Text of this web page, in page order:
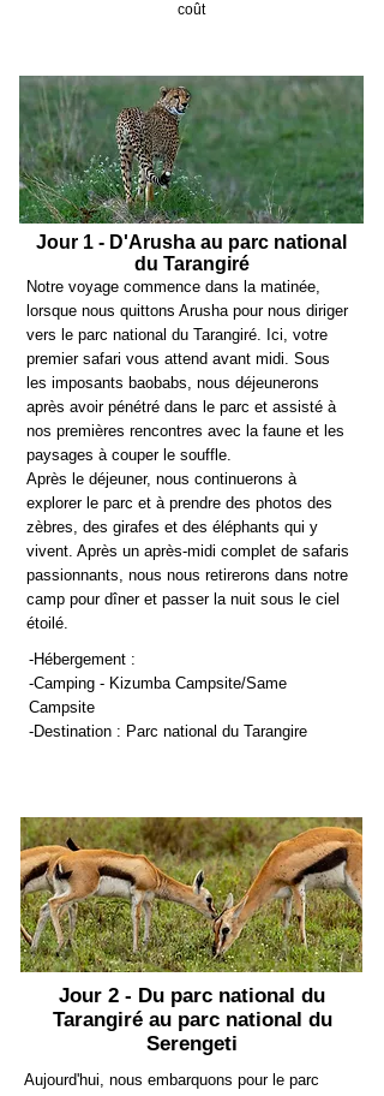
coût
Jour 1 - D'Arusha au parc national
du Tarangiré
Notre voyage commence dans la matinée,
lorsque nous quittons Arusha pour nous diriger
vers le parc national du Tarangiré. Ici, votre
premier safari vous attend avant midi. Sous
les imposants baobabs, nous déjeunerons
après avoir pénétré dans le parc et assisté à
nos premières rencontres avec la faune et les
paysages à couper le souffle.
Après le déjeuner, nous continuerons à
explorer le parc et à prendre des photos des
zèbres, des girafes et des éléphants qui y
vivent. Après un après-midi complet de safaris
passionnants, nous nous retirerons dans notre
camp pour dîner et passer la nuit sous le ciel
étoilé.
-Hébergement :
-Camping - Kizumba Campsite/Same
Campsite
-Destination : Parc national du Tarangire
Jour 2 - Du parc national du
Tarangiré au parc national du
Serengeti
Aujourd'hui, nous embarquons pour le parc